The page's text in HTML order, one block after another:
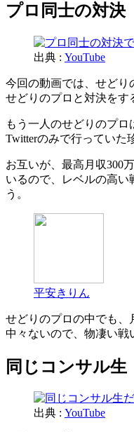
プロ同士の対決
出典 : YouTube
今回の動画では、せどり
せどりのプロと対決をす
もう一人のせどりのプ
Twitterのみで行っていた
お互いが、最高月収300
いるので、レベルの高い
う。
平安きりん
せどりのプロの中でも、
中々ないので、物凄い戦
同じコンサル生
出典 : YouTube